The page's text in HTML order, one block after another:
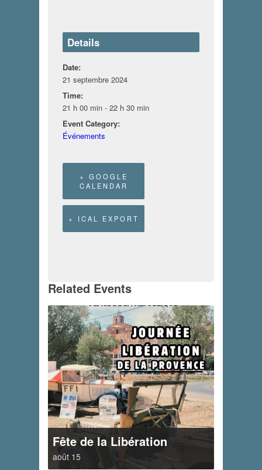
Details
Date:
21 septembre 2024
Time:
21 h 00 min - 22 h 30 min
Event Category:
Événements
+ GOOGLE
CALENDAR
+ ICAL EXPORT
Related Events
Fête de la Libération
août 15